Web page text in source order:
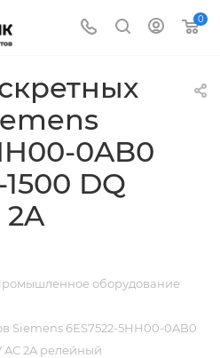
0
0AB0
DQ
2A
оборудование
Siemens 6ES7522-5HH00-0AB0
AC 2A релейный